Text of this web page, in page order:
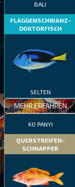
BALI
FLAGGENSCHWANZ-
DOKTORFISCH
SELTEN
MEHR ERFAHREN
KO PANYI
QUERSTREIFEN-
SCHNAPPER